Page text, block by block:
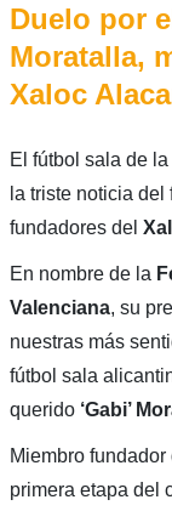
Duelo por
Moratalla,
Xaloc
El fútbol sala de la
la triste noticia
fundadores del
En nombre de la
Valenciana, su
nuestras más
fútbol sala
querido ‘Gabi’
Miembro fundador
primera etapa del